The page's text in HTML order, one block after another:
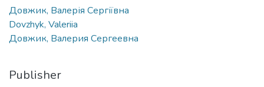
Довжик, Валерія Сергіївна
Dovzhyk, Valeriia
Довжик, Валерия Сергеевна
Publisher